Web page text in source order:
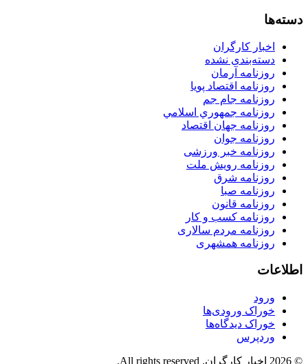
دسته‌ها
اخبار کارگران
دسته‌بندی نشده
روزنامه آرمان
روزنامه اقتصاد پویا
روزنامه جام جم
روزنامه جمهوري اسلامي
روزنامه جهان اقتصاد
روزنامه جوان
روزنامه خبر ورزشى
روزنامه رویش ملت
روزنامه شرق
روزنامه صبا
روزنامه قانون
روزنامه كسب و كار
روزنامه مردم سالاری
روزنامه همشهری
اطلاعات
ورود
خوراک ورودی‌ها
خوراک دیدگاه‌ها
وردپرس
© 2026 اخبار کارگران. All rights reserved.